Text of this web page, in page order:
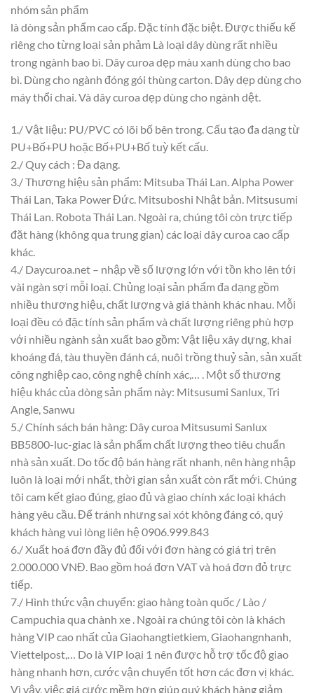
nhóm sản phẩm
là dòng sản phẩm cao cấp. Đặc tính đặc biệt. Được thiếu kế
riêng cho từng loại sản phảm Là loại dây dùng rất nhiều
trong ngành bao bì. Dây curoa dẹp màu xanh dùng cho bao
bì. Dùng cho ngành đóng gói thùng carton. Dây dẹp dùng cho
máy thổi chai. Và dây curoa dẹp dùng cho ngành dệt.
1./ Vật liệu: PU/PVC có lõi bố bên trong. Cấu tạo đa dạng từ
PU+Bố+PU hoặc Bố+PU+Bố tuỳ kết cấu.
2./ Quy cách : Đa dạng.
3./ Thương hiệu sản phẩm: Mitsuba Thái Lan. Alpha Power
Thái Lan, Taka Power Đức. Mitsuboshi Nhật bản. Mitsusumi
Thái Lan. Robota Thái Lan. Ngoài ra, chúng tôi còn trực tiếp
đặt hàng (không qua trung gian) các loại dây curoa cao cấp
khác.
4./ Daycuroa.net – nhập về số lượng lớn với tồn kho lên tới
vài ngàn sợi mỗi loại. Chủng loại sản phẩm đa dạng gồm
nhiều thương hiệu, chất lượng và giá thành khác nhau. Mỗi
loại đều có đặc tính sản phẩm và chất lượng riêng phù hợp
với nhiều ngành sản xuất bao gồm: Vật liệu xây dựng, khai
khoáng đá, tàu thuyền đánh cá, nuôi trồng thuỷ sản, sản xuất
công nghiệp cao, công nghệ chính xác,… . Một số thương
hiệu khác của dòng sản phẩm này: Mitsusumi Sanlux, Tri
Angle, Sanwu
5./ Chính sách bán hàng: Dây curoa Mitsusumi Sanlux
BB5800-luc-giac là sản phẩm chất lượng theo tiêu chuẩn
nhà sản xuất. Do tốc độ bán hàng rất nhanh, nên hàng nhập
luôn là loại mới nhất, thời gian sản xuất còn rất mới. Chúng
tôi cam kết giao đúng, giao đủ và giao chính xác loại khách
hàng yêu cầu. Để tránh nhưng sai xót không đáng có, quý
khách hàng vui lòng liên hệ 0906.999.843
6./ Xuất hoá đơn đầy đủ đối với đơn hàng có giá trị trên
2.000.000 VNĐ. Bao gồm hoá đơn VAT và hoá đơn đỏ trực
tiếp.
7./ Hình thức vận chuyển: giao hàng toàn quốc / Lào /
Campuchia qua chành xe . Ngoài ra chúng tôi còn là khách
hàng VIP cao nhất của Giaohangtietkiem, Giaohangnhanh,
Viettelpost,… Do là VIP loại 1 nên được hỗ trợ tốc độ giao
hàng nhanh hơn, cước vận chuyển tốt hơn các đơn vị khác.
Vì vậy, việc giá cước mềm hơn giúp quý khách hàng giảm